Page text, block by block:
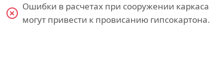
Ошибки в расчетах при сооружении каркаса
могут привести к провисанию гипсокартона.